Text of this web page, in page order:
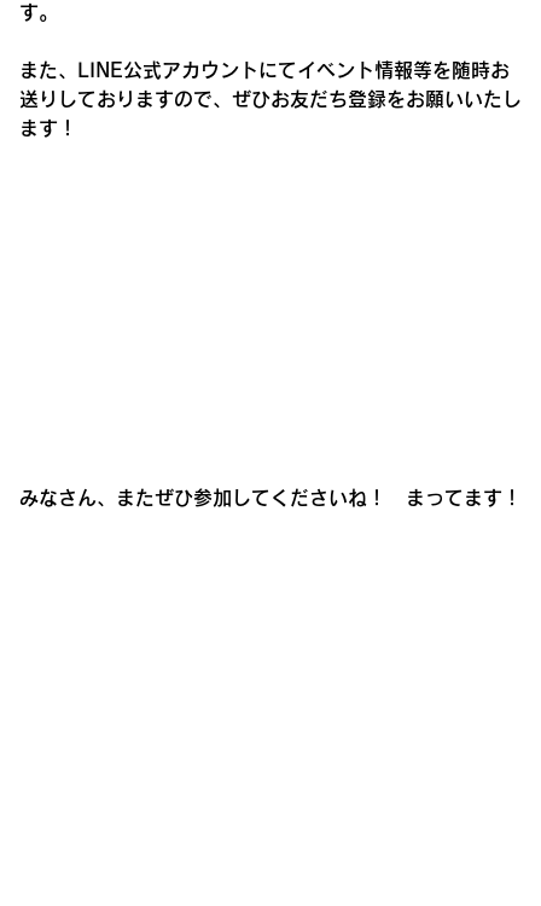
す。
また、LINE公式アカウントにてイベント情報等を随時お
送りしておりますので、ぜひお友だち登録をお願いいたし
ます！
みなさん、またぜひ参加してくださいね！　まってます！